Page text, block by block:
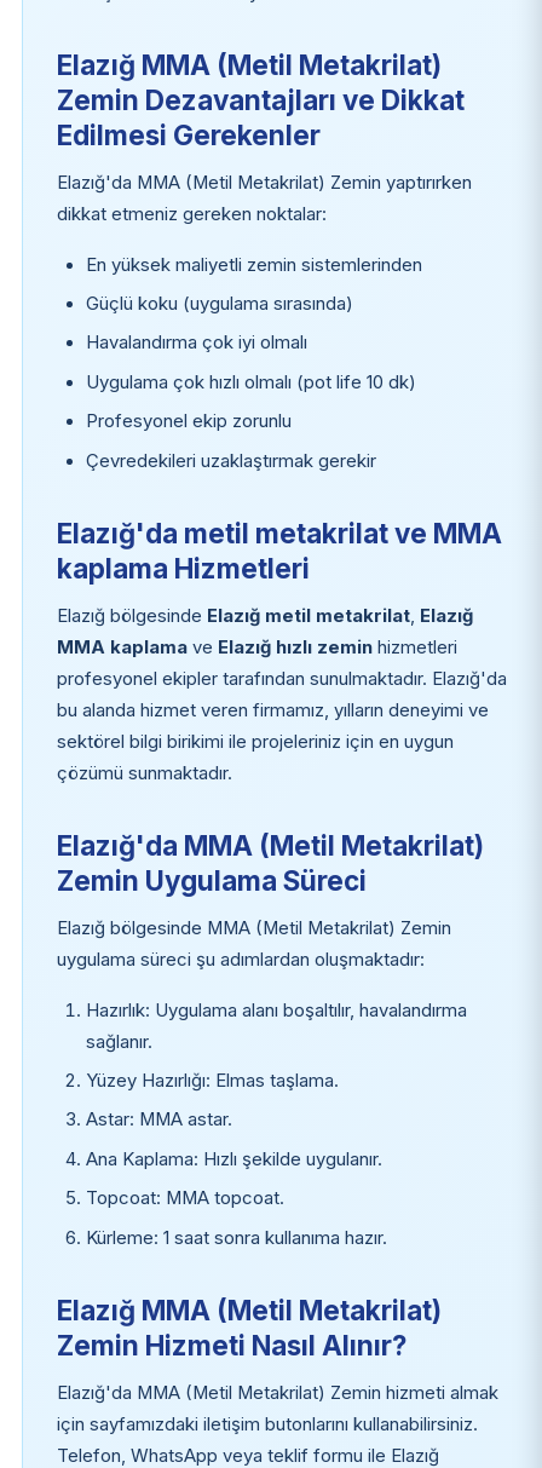
Elazığ MMA (Metil Metakrilat)
Zemin Dezavantajları ve Dikkat
Edilmesi Gerekenler
Elazığ'da MMA (Metil Metakrilat) Zemin yaptırırken
dikkat etmeniz gereken noktalar:
En yüksek maliyetli zemin sistemlerinden
Güçlü koku (uygulama sırasında)
Havalandırma çok iyi olmalı
Uygulama çok hızlı olmalı (pot life 10 dk)
Profesyonel ekip zorunlu
Çevredekileri uzaklaştırmak gerekir
Elazığ'da metil metakrilat ve MMA
kaplama Hizmetleri
Elazığ bölgesinde Elazığ metil metakrilat, Elazığ
MMA kaplamave Elazığ hızlı zeminhizmetleri
profesyonel ekipler tarafından sunulmaktadır. Elazığ'da
bu alanda hizmet veren firmamız, yılların deneyimi ve
sektörel bilgi birikimi ile projeleriniz için en uygun
çözümü sunmaktadır.
Elazığ'da MMA (Metil Metakrilat)
Zemin Uygulama Süreci
Elazığ bölgesinde MMA (Metil Metakrilat) Zemin
uygulama süreci şu adımlardan oluşmaktadır:
Hazırlık: Uygulama alanı boşaltılır, havalandırma
sağlanır.
Yüzey Hazırlığı: Elmas taşlama.
Astar: MMA astar.
Ana Kaplama: Hızlı şekilde uygulanır.
Topcoat: MMA topcoat.
Kürleme: 1 saat sonra kullanıma hazır.
Elazığ MMA (Metil Metakrilat)
Zemin Hizmeti Nasıl Alınır?
Elazığ'da MMA (Metil Metakrilat) Zemin hizmeti almak
için sayfamızdaki iletişim butonlarını kullanabilirsiniz.
Telefon, WhatsApp veya teklif formu ile Elazığ